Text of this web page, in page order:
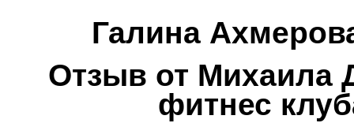
Галина
Отзыв от Михаила
фитнес